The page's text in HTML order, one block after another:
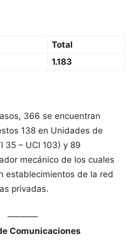
Total
1.183
366 se encuentran
138 en Unidades de
35 – UCI 103) y 89
mecánico de los cuales
establecimientos de la red
privadas.
—–——
Comunicaciones